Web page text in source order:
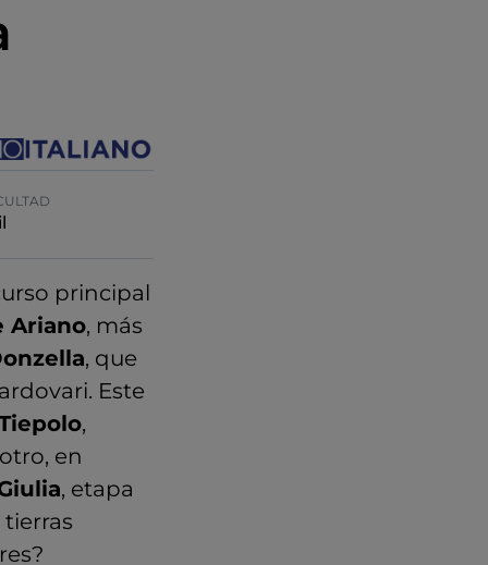
principal
Ariano, más
, que
Este
,
en
, etapa